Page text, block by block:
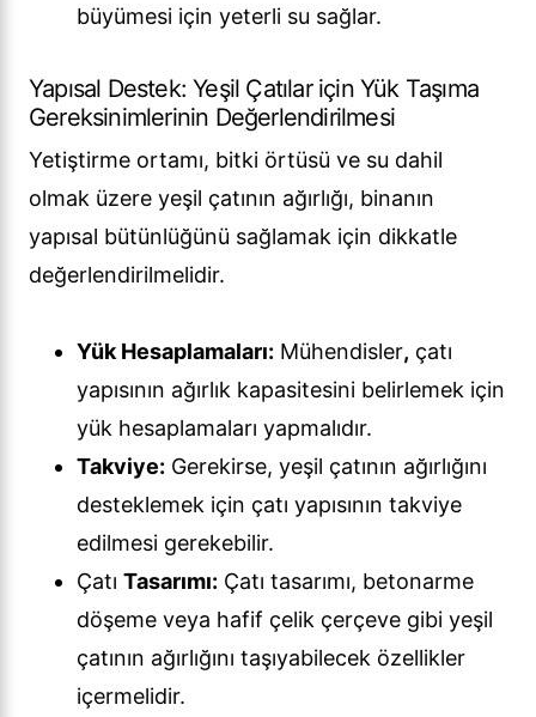
büyümesi için yeterli su sağlar.
Yapısal Destek: Yeşil Çatılar için Yük Taşıma
Gereksinimlerinin Değerlendirilmesi
Yetiştirme ortamı, bitki örtüsü ve su dahil
olmak üzere yeşil çatının ağırlığı, binanın
yapısal bütünlüğünü sağlamak için dikkatle
değerlendirilmelidir.
Yük Hesaplamaları: Mühendisler, çatı
yapısının ağırlık kapasitesini belirlemek için
yük hesaplamaları yapmalıdır.
Takviye: Gerekirse, yeşil çatının ağırlığını
desteklemek için çatı yapısının takviye
edilmesi gerekebilir.
Çatı Tasarımı: Çatı tasarımı, betonarme
döşeme veya hafif çelik çerçeve gibi yeşil
çatının ağırlığını taşıyabilecek özellikler
içermelidir.